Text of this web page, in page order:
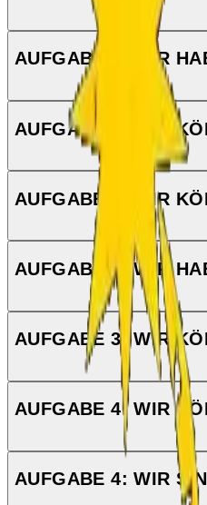
AUFGABE 2: WIR
AUFGABE 2: WIR
AUFGABE 3: WIR
AUFGABE 3: WIR
AUFGABE 3: WIR
AUFGABE 4: WIR
AUFGABE 4: WIR